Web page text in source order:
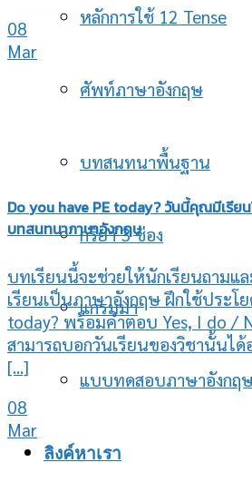
หลักการใช้ 12 Tense
ศัพท์ภาษาอังกฤษ
บทสนทนาพื้นฐาน
กริยา 3 ช่อง
แกรมม่า
แบบทดสอบภาษาอังกฤ
ลิงค์หาเรา
08
Mar
Do you have PE today? วันนี้คุณมีเรีย
บทสนทนาภาษาอังกฤษ
บทเรียนนี้จะช่วยให้นักเรียนถามแ
เรียนเป็นภาษาอังกฤษ ฝึกใช้ประโ
today? พร้อมคำตอบ Yes, I do /
สามารถบอกวันเรียนของวิชานั้นได้
[...]
08
Mar